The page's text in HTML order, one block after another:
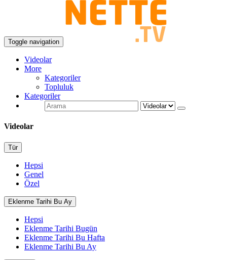
Toggle navigation
Videolar
More
Kategoriler
Topluluk
Kategoriler
Videolar
Tür
Hepsi
Genel
Özel
Eklenme Tarihi Bu Ay
Hepsi
Eklenme Tarihi Bugün
Eklenme Tarihi Bu Hafta
Eklenme Tarihi Bu Ay